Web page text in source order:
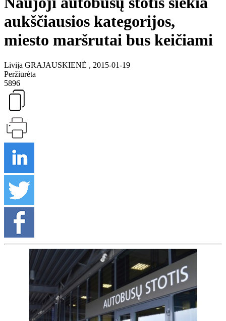
aukščiausios kategorijos,
miesto maršrutai bus keičiami
Livija GRAJAUSKIENĖ , 2015-01-19
Peržiūrėta
5896